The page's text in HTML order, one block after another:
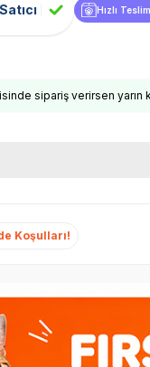
Hızlı
sipariş verirsen yarın
Koşulları!